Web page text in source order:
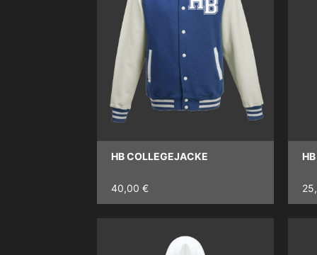
HB COLLEGEJACKE
40,00 €